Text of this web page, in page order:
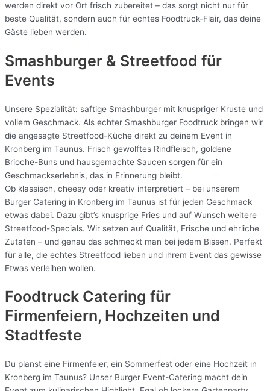
werden direkt vor Ort frisch zubereitet – das sorgt nicht nur für
beste Qualität, sondern auch für echtes Foodtruck-Flair, das deine
Gäste lieben werden.
Smashburger & Streetfood für
Events
Unsere Spezialität: saftige Smashburger mit knuspriger Kruste und
vollem Geschmack. Als echter Smashburger Foodtruck bringen wir
die angesagte Streetfood-Küche direkt zu deinem Event in
Kronberg im Taunus. Frisch gewolftes Rindfleisch, goldene
Brioche-Buns und hausgemachte Saucen sorgen für ein
Geschmackserlebnis, das in Erinnerung bleibt.
Ob klassisch, cheesy oder kreativ interpretiert – bei unserem
Burger Catering in Kronberg im Taunus ist für jeden Geschmack
etwas dabei. Dazu gibt’s knusprige Fries und auf Wunsch weitere
Streetfood-Specials. Wir setzen auf Qualität, Frische und ehrliche
Zutaten – und genau das schmeckt man bei jedem Bissen. Perfekt
für alle, die echtes Streetfood lieben und ihrem Event das gewisse
Etwas verleihen wollen.
Foodtruck Catering für
Firmenfeiern, Hochzeiten und
Stadtfeste
Du planst eine Firmenfeier, ein Sommerfest oder eine Hochzeit in
Kronberg im Taunus? Unser Burger Event-Catering macht dein